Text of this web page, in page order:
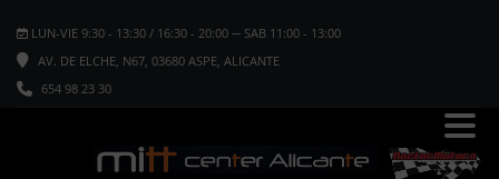
LUN-VIE 9:30 - 13:30 / 16:30 - 20:00 ─ SAB 11:00 - 13:00
AV. DE ELCHE, N67, 03680 ASPE, ALICANTE
654 98 23 30